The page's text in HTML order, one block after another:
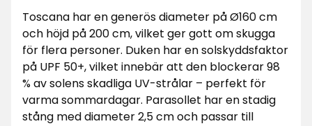
Toscana har en generös diameter på Ø160 cm
och höjd på 200 cm, vilket ger gott om skugga
för flera personer. Duken har en solskyddsfaktor
på UPF 50+, vilket innebär att den blockerar 98
% av solens skadliga UV-strålar – perfekt för
varma sommardagar. Parasollet har en stadig
stång med diameter 2,5 cm och passar till